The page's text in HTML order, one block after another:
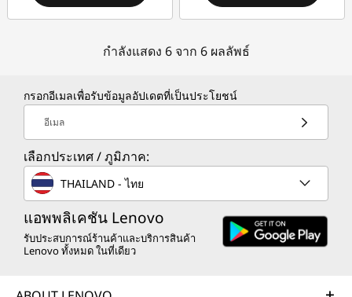
กำลังแสดง 6 จาก 6 ผลลัพธ์
กรอกอีเมลเพื่อรับข้อมูลอัปเดตที่เป็นประโยชน์
อีเมล
เลือกประเทศ / ภูมิภาค:
THAILAND - ไทย
แอพพลิเคชัน Lenovo
รับประสบการณ์ร้านค้าและบริการสินค้า
Lenovo ทั้งหมด ในที่เดียว